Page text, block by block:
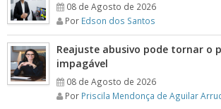
08 de Agosto de 2026
Por Edson dos Santos
Reajuste abusivo pode tornar o
impagável
08 de Agosto de 2026
Por Priscila Mendonça de Aguilar